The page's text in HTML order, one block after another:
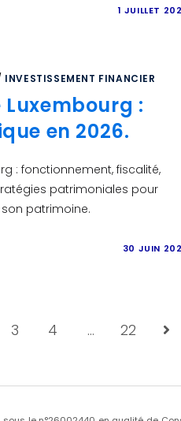
1 JUILLET
INVESTISSEMENT FINANCIER
:
en 2026.
: fonctionnement, fiscalité,
patrimoniales pour
patrimoine.
30 JUIN
3 4 … 22